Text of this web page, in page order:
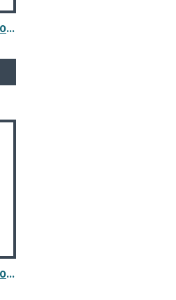
Гипсокартон Knauf 2000х1200х12,5 мм
Гипсокартон Knauf 2000х1200х12,5 мм влагостойкий